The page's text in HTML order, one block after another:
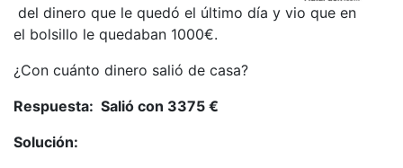
del dinero que le quedó el último día y vio que en
el bolsillo le quedaban 1000€.
¿Con cuánto dinero salió de casa?
Respuesta: Salió con 3375 €
Solución: